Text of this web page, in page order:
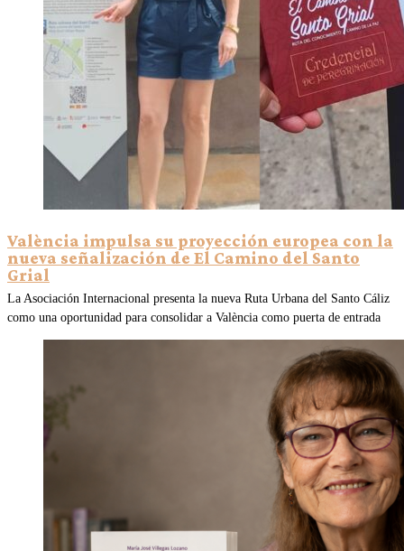
València impulsa su proyección europea con la
nueva señalización de El Camino del Santo
Grial
La Asociación Internacional presenta la nueva Ruta Urbana del Santo Cáliz
como una oportunidad para consolidar a València como puerta de entrada